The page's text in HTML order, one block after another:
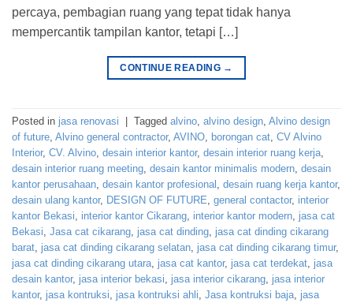
percaya, pembagian ruang yang tepat tidak hanya
mempercantik tampilan kantor, tetapi […]
CONTINUE READING →
Posted in jasa renovasi Tagged alvino alvino design Alvino design
of future Alvino general contractor, AVINO borongan cat CV Alvino
Interior, CV. Alvino desain interior kantor, desain interior ruang kerja
desain interior ruang meeting desain kantor minimalis modern desain
kantor perusahaan desain kantor profesional desain ruang kerja kantor,
desain ulang kantor, DESIGN OF FUTURE general contactor, interior
kantor Bekasi
interior kantor Cikarang interior kantor modern jasa cat
Bekasi Jasa cat cikarang jasa cat dinding jasa cat dinding cikarang
barat jasa cat dinding cikarang selatan jasa cat dinding cikarang timur,
jasa cat dinding cikarang utara jasa cat kantor, jasa cat terdekat jasa
desain kantor, jasa interior bekasi jasa interior cikarang jasa interior
kantor, jasa kontruksi jasa kontruksi ahli Jasa kontruksi baja jasa